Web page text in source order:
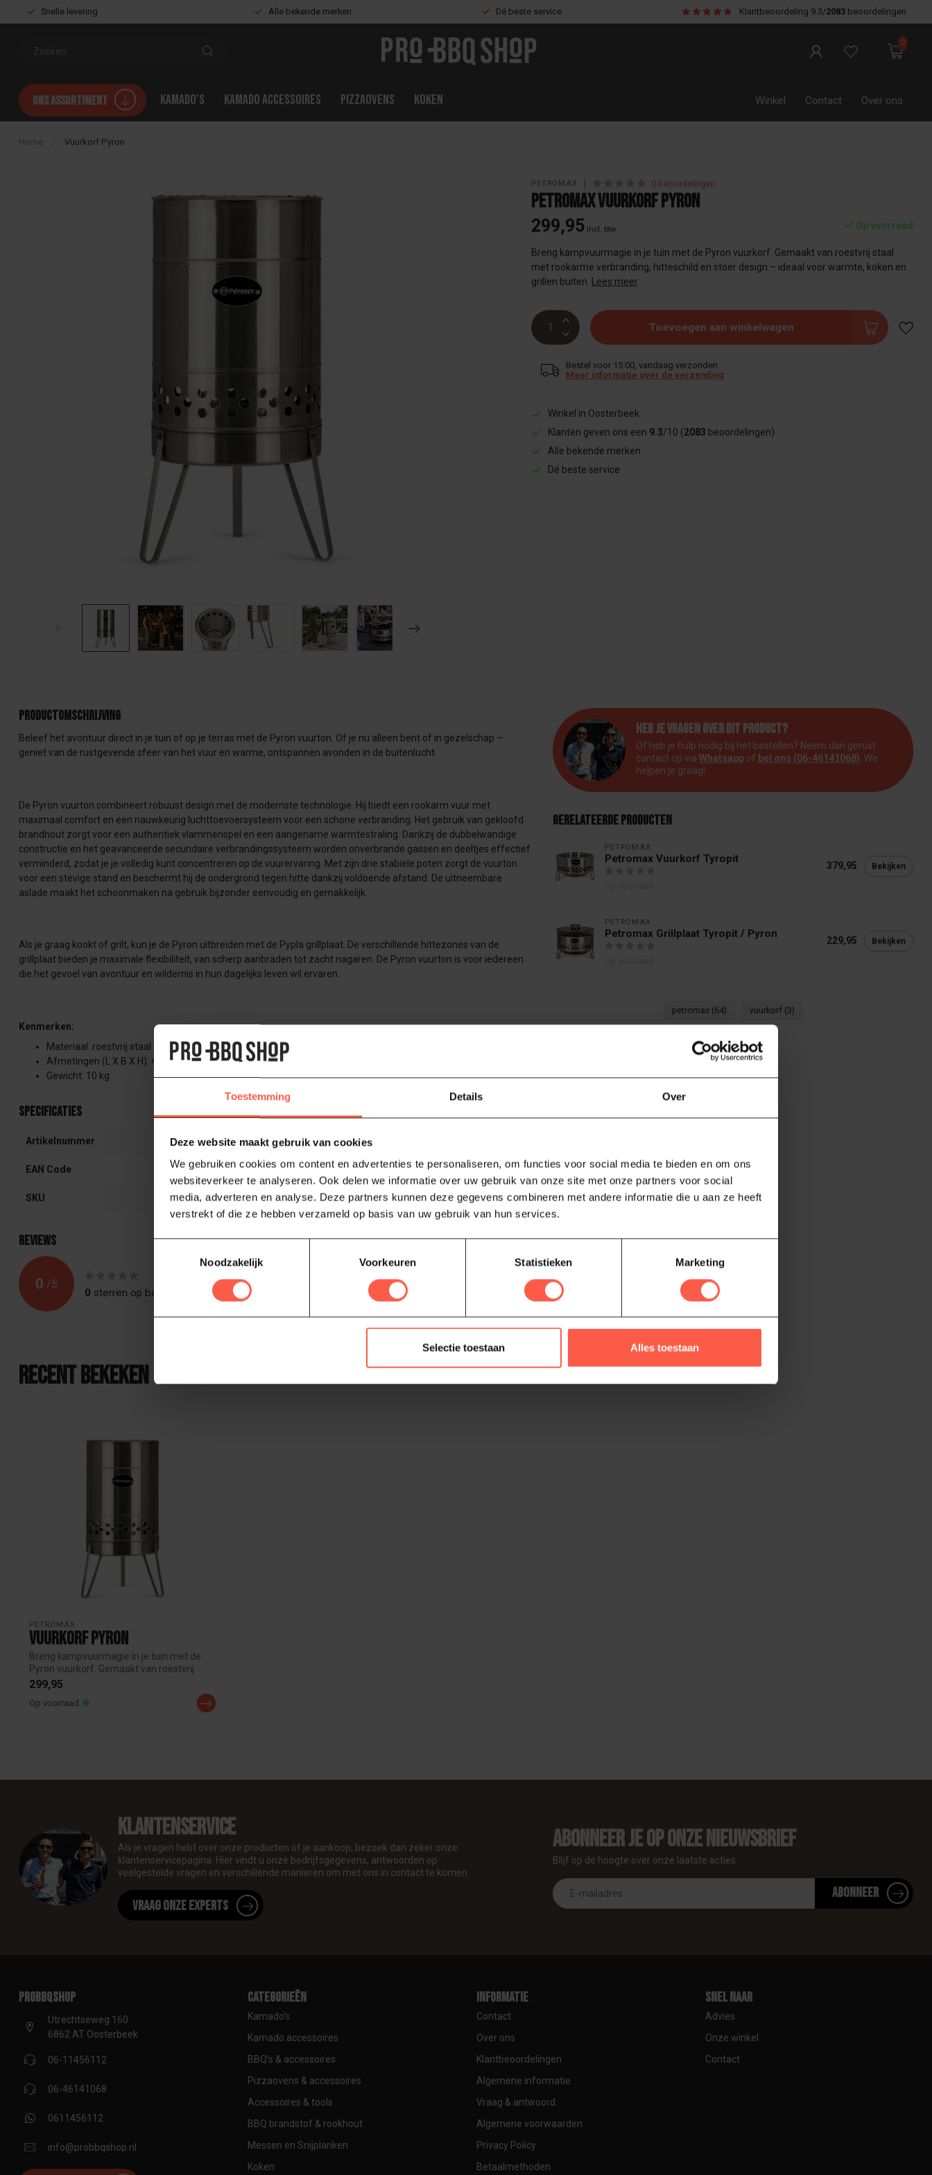
Toestemming Details Over
Deze website maakt gebruik van cookies
We gebruiken cookies om content en advertenties te personaliseren, om functies voor social media te bieden en om ons
websiteverkeer te analyseren. Ook delen we informatie over uw gebruik van onze site met onze partners voor social
media, adverteren en analyse. Deze partners kunnen deze gegevens combineren met andere informatie die u aan ze heeft
verstrekt of die ze hebben verzameld op basis van uw gebruik van hun services.
Noodzakelijk
Voorkeuren Statistieken Marketing
Selectie toestaan Alles toestaan
Snelle levering Alle bekende merken Dé beste service Klantbeoordeling 9.3/2083 beoordelingen
0
Ons assortiment Kamado's Kamado accessoires Pizzaovens Koken Winkel Contact Over ons
Home Vuurkorf Pyron
PETROMAX 0 beoordelingen
Petromax Vuurkorf Pyron
299,95 Incl. btw Op voorraad
Breng kampvuurmagie in je tuin met de Pyron vuurkorf. Gemaakt van roestvrij staal
met rookarme verbranding, hitteschild en stoer design – ideaal voor warmte, koken en
grillen buiten.
Lees meer
Toevoegen aan winkelwagen
Bestel voor 15:00, vandaag verzonden
Meer informatie over de verzending
Winkel in Oosterbeek
Klanten geven ons een 9.3/10 (2083 beoordelingen)
Alle bekende merken
Dé beste service
Productomschrijving
Beleef het avontuur direct in je tuin of op je terras met de Pyron vuurton. Of je nu alleen bent of in gezelschap –
geniet van de rustgevende sfeer van het vuur en warme, ontspannen avonden in de buitenlucht.
De Pyron vuurton combineert robuust design met de modernste technologie. Hij biedt een rookarm vuur met
maximaal comfort en een nauwkeurig luchttoevoersysteem voor een schone verbranding. Het gebruik van gekloofd
brandhout zorgt voor een authentiek vlammenspel en een aangename warmtestraling. Dankzij de dubbelwandige
constructie en het geavanceerde secundaire verbrandingssysteem worden onverbrande gassen en deeltjes effectief
verminderd, zodat je je volledig kunt concentreren op de vuurervaring. Met zijn drie stabiele poten zorgt de vuurton
voor een stevige stand en beschermt hij de ondergrond tegen hitte dankzij voldoende afstand. De uitneembare
aslade maakt het schoonmaken na gebruik bijzonder eenvoudig en gemakkelijk.
Als je graag kookt of grilt, kun je de Pyron uitbreiden met de Pypla grillplaat. De verschillende hittezones van de
grillplaat bieden je maximale flexibiliteit, van scherp aanbraden tot zacht nagaren. De Pyron vuurton is voor iedereen
die het gevoel van avontuur en wildernis in hun dagelijks leven wil ervaren.
Kenmerken:
Materiaal: roestvrij staal
Afmetingen (L X B X H): 44,5 X 44,5 X 74 cm
Gewicht: 10 kg
Specificaties
Artikelnummer PX PYRON-PX
EAN Code 4250435742181
SKU PX_Pyron
Reviews
0 /5
0 sterren op basis van beoordelingen
Je beoordeling toevoegen
Heb je vragen over dit product?
Of heb je hulp nodig bij het bestellen? Neem dan gerust
contact op via Whatsapp of bel ons (06-46141068) . We
helpen je graag!
Gerelateerde producten
PETROMAX
Petromax Vuurkorf Tyropit
Op voorraad
379,95 Bekijken
PETROMAX
Petromax Grillplaat Tyropit / Pyron
Op voorraad
229,95 Bekijken
petromax (64) vuurkorf (3)
Recent bekeken
PETROMAX
Vuurkorf Pyron
Breng kampvuurmagie in je tuin met de
Pyron vuurkorf. Gemaakt van roestvrij
staa...
299,95
Op voorraad
Klantenservice
Als je vragen hebt over onze producten of je aankoop, bezoek dan zeker onze
klantenservicepagina. Hier vindt u onze bedrijfsgegevens, antwoorden op
veelgestelde vragen en verschillende manieren om met ons in contact te komen.
Vraag onze experts
Abonneer je op onze nieuwsbrief
Blijf op de hoogte over onze laatste acties
Abonneer
proBBQshop
Utrechtseweg 160
6862 AT Oosterbeek
06-11456112
06-46141068
0611456112
info@probbqshop.nl
Categorieën
Kamado's
Kamado accessoires
BBQ's & accessoires
Pizzaovens & accessoires
Accessoires & tools
BBQ brandstof & rookhout
Messen en Snijplanken
Koken
Informatie
Contact
Over ons
Klantbeoordelingen
Algemene informatie
Vraag & antwoord
Algemene voorwaarden
Privacy Policy
Betaalmethoden
Snel naar
Advies
Onze winkel
Contact